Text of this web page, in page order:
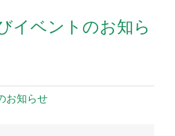
イベントのお知ら
お知らせ